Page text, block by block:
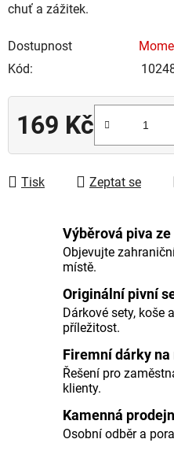
chuť a zážitek.
Dostupnost
Kód:
169 Kč
Tisk Zeptat se
Výběrová piva
Objevujte
místě.
Originální pivní
Dárkové sety, koše
příležitost.
Firemní dárky
Řešení pro
klienty.
Kamenná
Osobní odběr a